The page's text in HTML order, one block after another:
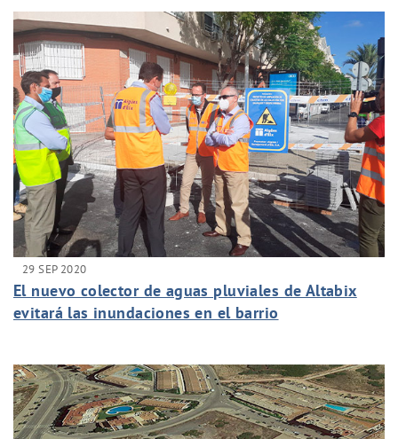
29 SEP 2020
El nuevo colector de aguas pluviales de Altabix
evitará las inundaciones en el barrio